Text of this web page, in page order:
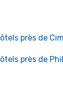
près de
près de